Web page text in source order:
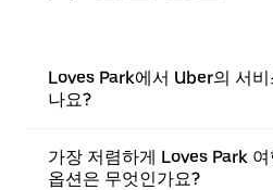
Loves Park에서 Uber의 서
나요?
가장 저렴하게 Loves Park
옵션은 무엇인가요?